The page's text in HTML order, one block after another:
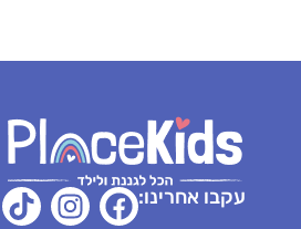
עקבו אחרינו: